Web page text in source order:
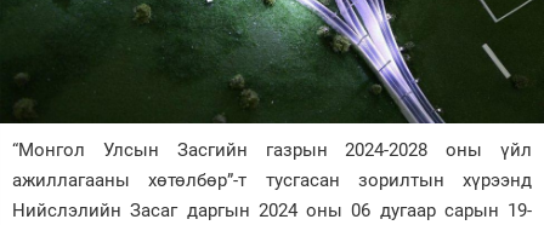
Зурхай
“Монгол Улсын Засгийн газрын 2024-2028 оны үйл
ажиллагааны хөтөлбөр”-т тусгасан зорилтын хүрээнд
Нийслэлийн Засаг даргын 2024 оны 06 дугаар сарын 19-